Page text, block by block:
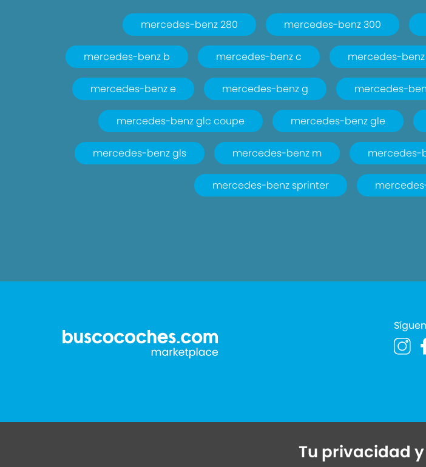
mercedes-benz 280 mercedes-benz 300
mercedes-benz b mercedes-benz c mercedes-
mercedes-benz e mercedes-benz g mercedes-
mercedes-benz glc coupe mercedes-benz gle
mercedes-benz gls mercedes-benz m mercedes-
mercedes-benz sprinter
Tu privacidad